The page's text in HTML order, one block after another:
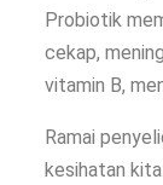
Probiotik
cekap,
vitamin B,
Ramai
kesihatan